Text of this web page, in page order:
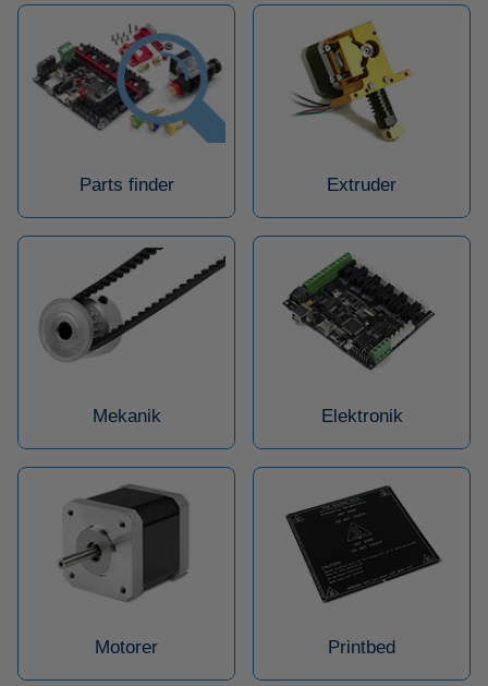
Parts finder Extruder
Mekanik Elektronik
Motorer Printbed